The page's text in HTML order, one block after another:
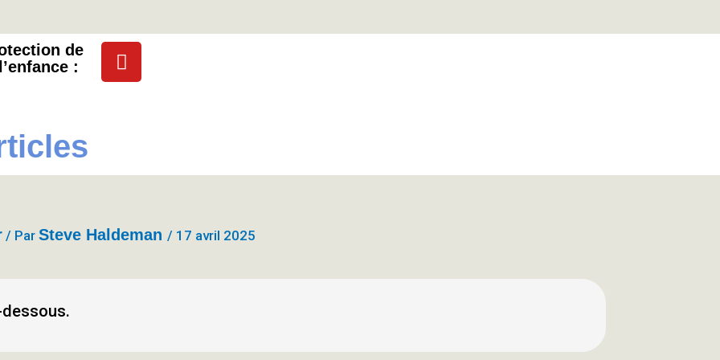
de
l’enfance :
Y
o
e
/ Par Steve Haldeman / 17 avril 2025